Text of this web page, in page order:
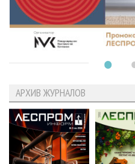
АРХИВ ЖУРНАЛОВ